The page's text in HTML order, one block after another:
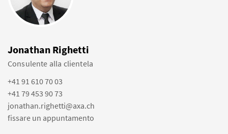
Jonathan Righetti
Consulente alla clientela
+41 91 610 70 03
+41 79 453 90 73
jonathan.righetti@axa.ch
fissare un appuntamento